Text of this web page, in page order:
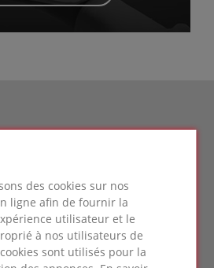
des cookies sur nos
ligne afin de fournir la
utilisateur et le
à nos utilisateurs de
sont utilisés pour la